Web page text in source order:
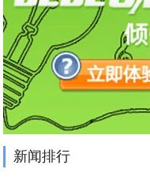
新闻排行